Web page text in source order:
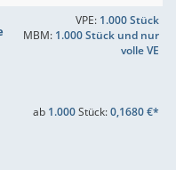
VPE: 1.000 Stück
MBM: 1.000 Stück und nur
volle VE
ab 1.000Stück:0,1680 €*